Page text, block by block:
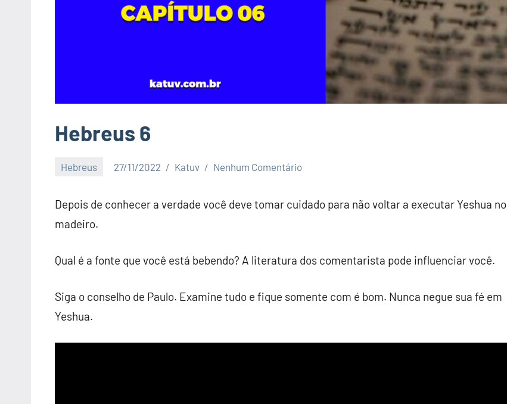
Hebreus 6
Hebreus 27/11/2022 Katuv Nenhum Comentário
Depois de conhecer a verdade você deve tomar cuidado para não voltar a executar Yeshua no
madeiro.
Qual é a fonte que você está bebendo? A literatura dos comentarista pode influenciar você.
Siga o conselho de Paulo. Examine tudo e fique somente com é bom. Nunca negue sua fé em
Yeshua.